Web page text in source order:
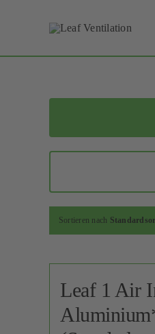
Sortieren nach
Leaf 1 Air